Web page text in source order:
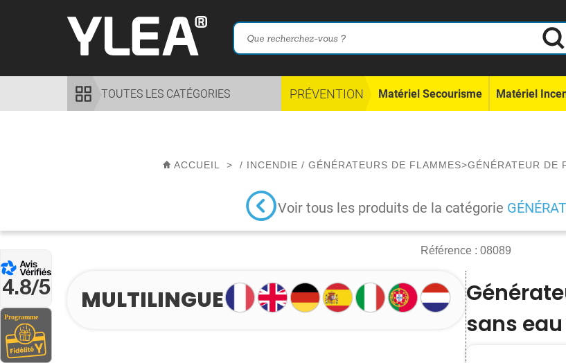
4.8/5
TOUTES LES CATÉGORIES PRÉVENTION Matériel Secourisme Matériel
ACCUEIL > / INCENDIE /GÉNÉRATEURS DE FLAMMES>GÉNÉRATEUR DE
Voir tous les produits de la catégorie
Référence : 08089
MULTILINGUE
sans eau